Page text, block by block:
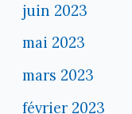
juin 2023
mai 2023
mars 2023
février 2023